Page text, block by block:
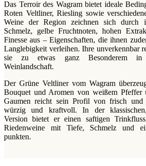
Das Terroir des Wagram bietet ideale
Roten Veltliner, Riesling sowie
Weine der Region zeichnen sich durch
Schmelz, gelbe Fruchtnoten, hohen
Finesse aus – Eigenschaften, die ihnen
Langlebigkeit verleihen. Ihre unverkennbar
sie zu etwas ganz Besonderem in
Weinlandschaft.
Der Grüne Veltliner vom Wagram
Bouquet und Aromen von weißem Pfeffer
Gaumen reicht sein Profil von frisch
würzig und kraftvoll. In der klassischen,
Version bietet er einen saftigen
Riedenweine mit Tiefe, Schmelz und
punkten.